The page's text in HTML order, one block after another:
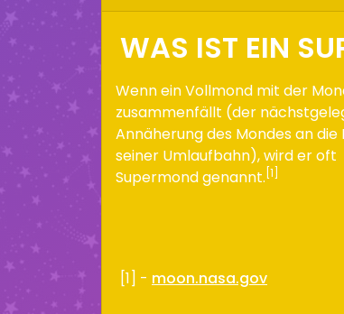
WAS IST EIN
Wenn ein Vollmond mit der
zusammenfällt (der
Annäherung des Mondes an die
seiner Umlaufbahn), wird er oft
Supermond genannt. [1]
[1] - moon.nasa.gov